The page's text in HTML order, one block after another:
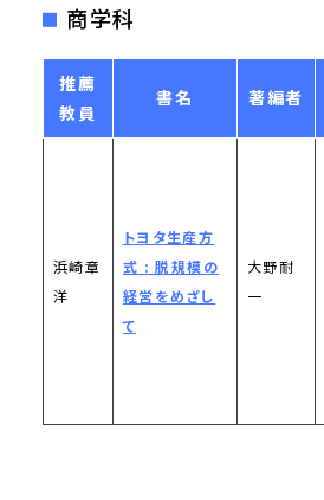
商学科
推薦
教員
書名 著編者
浜崎章
洋
トヨタ生産方
式 : 脱規模の
経営をめざし
て
大野耐
一